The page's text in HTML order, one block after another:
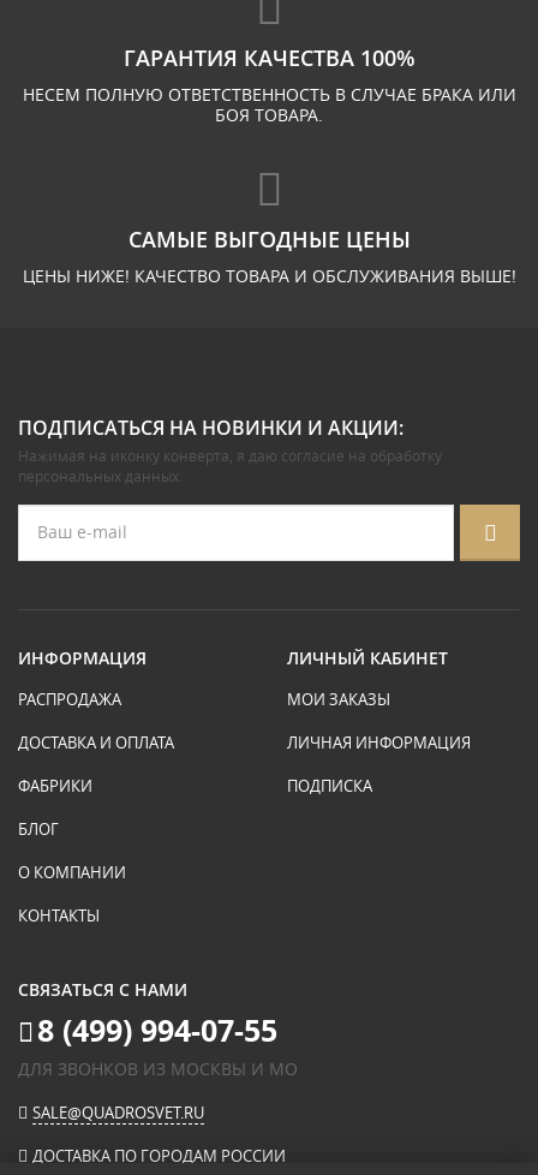
ГАРАНТИЯ КАЧЕСТВА 100%
НЕСЕМ ПОЛНУЮ ОТВЕТСТВЕННОСТЬ В СЛУЧАЕ БРАКА ИЛИ
БОЯ ТОВАРА.
САМЫЕ ВЫГОДНЫЕ ЦЕНЫ
ЦЕНЫ НИЖЕ! КАЧЕСТВО ТОВАРА И ОБСЛУЖИВАНИЯ ВЫШЕ!
ПОДПИСАТЬСЯ НА НОВИНКИ И АКЦИИ:
Нажимая на иконку конверта, я даю согласие на обработку
персональных данных.
ИНФОРМАЦИЯ
РАСПРОДАЖА
ДОСТАВКА И ОПЛАТА
ФАБРИКИ
БЛОГ
О КОМПАНИИ
КОНТАКТЫ
ЛИЧНЫЙ КАБИНЕТ
МОИ ЗАКАЗЫ
ЛИЧНАЯ ИНФОРМАЦИЯ
ПОДПИСКА
СВЯЗАТЬСЯ С НАМИ
8 (499) 994-07-55
ДЛЯ ЗВОНКОВ ИЗ МОСКВЫ И МО
SALE@QUADROSVET.RU
ДОСТАВКА ПО ГОРОДАМ РОССИИ